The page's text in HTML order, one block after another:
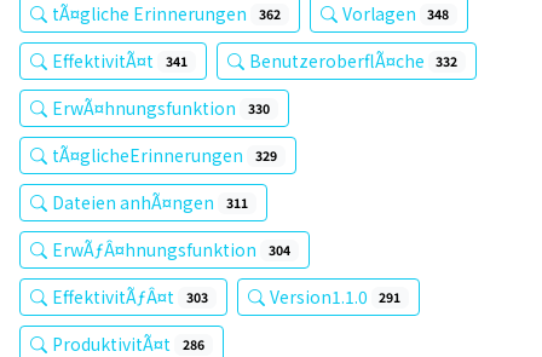
tÃ¤gliche Erinnerungen 362 Vorlagen 348
EffektivitÃ¤t 341 BenutzeroberflÃ¤che 332
ErwÃ¤hnungsfunktion 330
tÃ¤glicheErinnerungen 329
Dateien anhÃ¤ngen 311
ErwÃƒÂ¤hnungsfunktion 304
EffektivitÃƒÂ¤t 303 Version1.1.0 291
ProduktivitÃ¤t 286